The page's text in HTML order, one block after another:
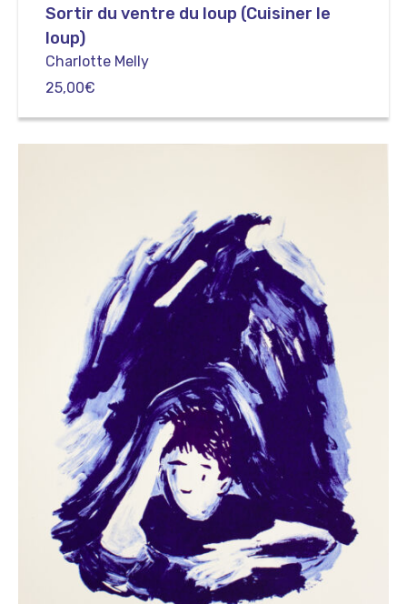
Sortir du ventre du loup (Cuisiner le
loup)
Charlotte Melly
25,00€